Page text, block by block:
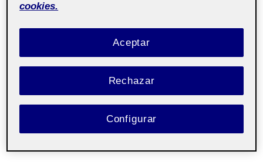
que he aprendido a lo largo del camino y a los alumnos
del El Llindar por realizar el proyecto con tanta
perfección.
Entrega de la actividad P5
cookies.
Rechazar
Aceptar
Configurar